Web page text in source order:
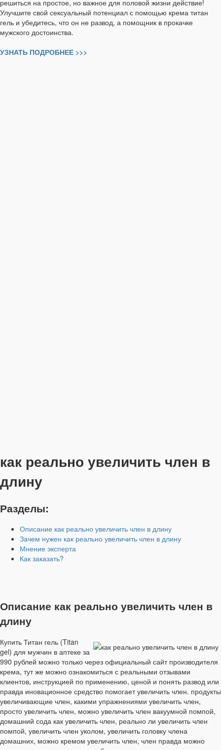
решиться на простое, но важное для половой жизни действие!
Улучшите свой сексуальный потенциал с помощью крема титан
гель и убедитесь, что он не развод, а помощник в прокачке
мужского достоинства.
УЗНАТЬ ПОДРОБНЕЕ >>>
как реально увеличить член в
длину
Разделы:
Описание как реально увеличить член в длину
Зачем нужен как реально увеличить член в длину
Мнение эксперта
Как заказать?
Описание как реально увеличить член в
длину
Купить Титан гель (Titan
gel) для мужчин в аптеке за
990 рублей можно только через официальный сайт производителя
крема, тут же можно ознакомиться с реальными отзывами
клиентов, инструкцией по применению, ценой и понять развод или
правда иновационное средство помогает увеличить член. продукты
увеличивающие член, какими упражнениями увеличить член,
просто увеличить член, можно увеличить член вакуумной помпой,
домашний сода как увеличить член, реально ли увеличить член
помпой, увеличить член уколом, увеличить головку члена
домашних, можно кремом увеличить член, член правда можно